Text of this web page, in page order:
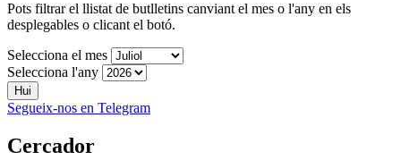
Pots filtrar el llistat de butlletins canviant el mes o l'any en els
desplegables o clicant el botó.
Selecciona el mes
Selecciona l'any
Hui
Segueix-nos en Telegram
Cercador